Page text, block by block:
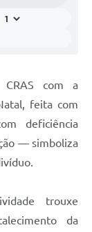
com a
feita com
deficiência
— simboliza
trouxe
da